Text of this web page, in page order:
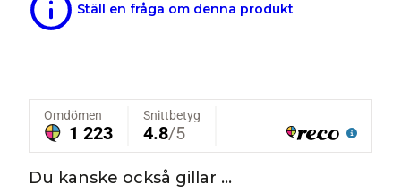
Ställ en fråga om denna produkt
Du kanske också gillar …